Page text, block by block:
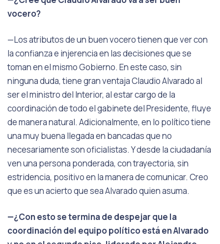
vocero?
—Los atributos de un buen vocero tienen que ver con
la confianza e injerencia en las decisiones que se
toman en el mismo Gobierno. En este caso, sin
ninguna duda, tiene gran ventaja Claudio Alvarado al
ser el ministro del Interior, al estar cargo de la
coordinación de todo el gabinete del Presidente, fluye
de manera natural. Adicionalmente, en lo político tiene
una muy buena llegada en bancadas que no
necesariamente son oficialistas. Y desde la ciudadanía
ven una persona ponderada, con trayectoria, sin
estridencia, positivo en la manera de comunicar. Creo
que es un acierto que sea Alvarado quien asuma.
—¿Con esto se termina de despejar que la
coordinación del equipo político está en Alvarado